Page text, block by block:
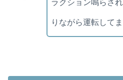
ラクション鳴らさ
りながら運転して